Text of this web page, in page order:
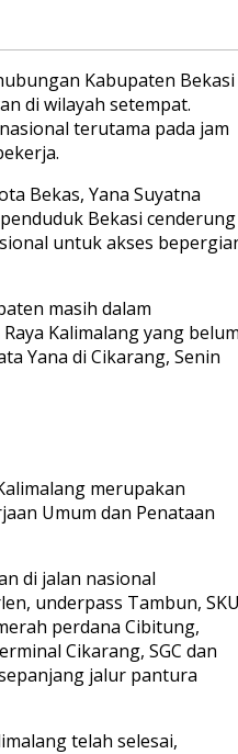
Kabupaten Bekasi
di wilayah setempat.
terutama pada jam
Bekas, Yana Suyatna
Bekasi cenderung
untuk akses
masih dalam
Kalimalang yang
Yana di Cikarang, Senin
merupakan
Umum dan Penataan
di jalan nasional
underpass Tambun,
perdana Cibitung,
Cikarang, SGC dan
jalur pantura
telah selesai,